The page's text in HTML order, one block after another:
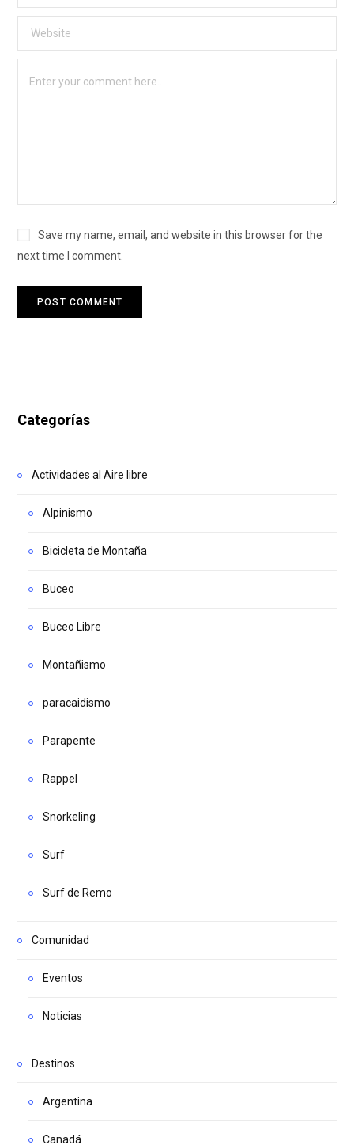
Save my name, email, and website in this browser for the
next time I comment.
Categorías
Actividades al Aire libre
Alpinismo
Bicicleta de Montaña
Buceo
Buceo Libre
Montañismo
paracaidismo
Parapente
Rappel
Snorkeling
Surf
Surf de Remo
Comunidad
Eventos
Noticias
Destinos
Argentina
Canadá